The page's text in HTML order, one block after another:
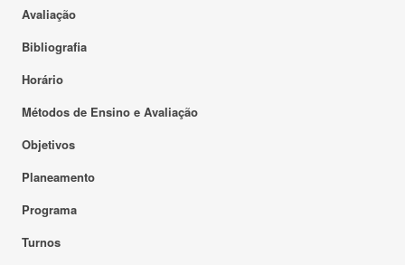
Avaliação
Bibliografia
Horário
Métodos de Ensino e Avaliação
Objetivos
Planeamento
Programa
Turnos